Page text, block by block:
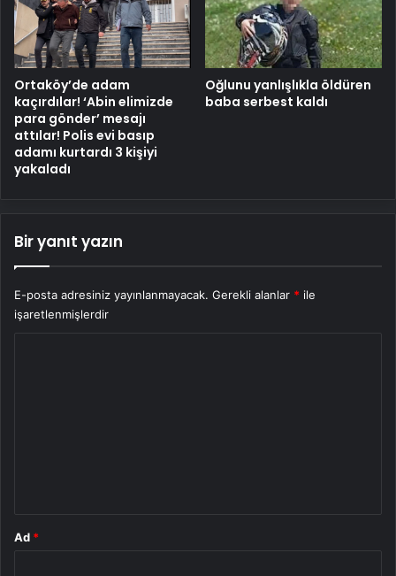
Ortaköy’de adam
kaçırdılar! ‘Abin elimizde
para gönder’ mesajı
attılar! Polis evi basıp
adamı kurtardı 3 kişiyi
yakaladı
Oğlunu yanlışlıkla öldüren
baba serbest kaldı
Bir yanıt yazın
E-posta adresiniz yayınlanmayacak. Gerekli alanlar * ile
işaretlenmişlerdir
Ad *